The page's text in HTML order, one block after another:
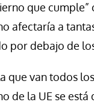
que
afectaría a
por debajo de
que van todos
de la UE se